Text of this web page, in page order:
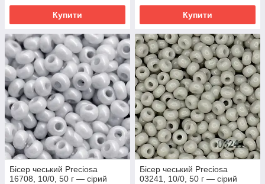
Купити Купити
Бісер чеський Preciosa
16708, 10/0, 50 г — сірий
Бісер чеський Preciosa
03241, 10/0, 50 г — сірий